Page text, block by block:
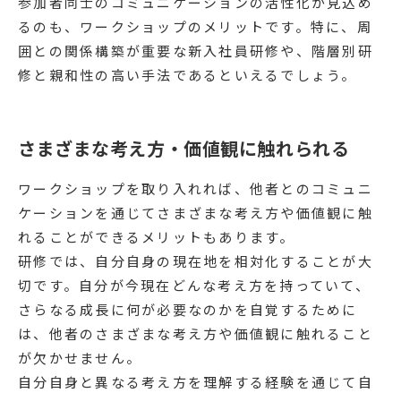
るのも、ワークショップのメリットです。特に、周
囲との関係構築が重要な新入社員研修や、階層別研
修と親和性の高い手法であるといえるでしょう。
さまざまな考え方・価値観に触れられる
ワークショップを取り入れれば、他者とのコミュニ
ケーションを通じてさまざまな考え方や価値観に触
れることができるメリットもあります。
研修では、自分自身の現在地を相対化することが大
切です。自分が今現在どんな考え方を持っていて、
さらなる成長に何が必要なのかを自覚するために
は、他者のさまざまな考え方や価値観に触れること
が欠かせません。
自分自身と異なる考え方を理解する経験を通じて自